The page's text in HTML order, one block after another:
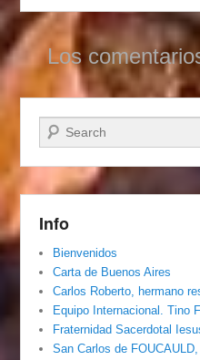
Los
Buscar
Info
Bienvenidos
Carta de Buenos Aires
Carlos Roberto, hermano
Equipo Internacional. Tino
Fraternidad Sacerdotal
San Carlos de